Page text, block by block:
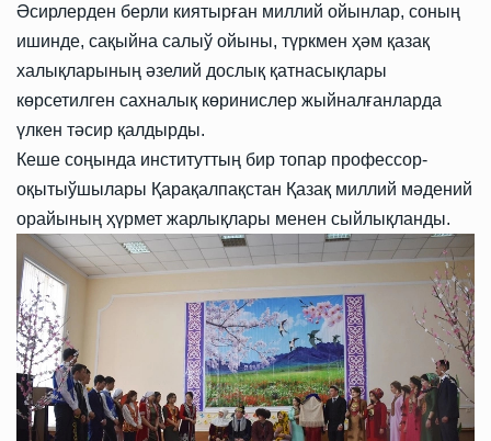
Әсирлерден берли киятырған миллий ойынлар, соның
ишинде, сақыйна салыў ойыны, түркмен ҳәм қазақ
халықларының әзелий дослық қатнасықлары
көрсетилген сахналық көринислер жыйналғанларда
үлкен тәсир қалдырды.
Кеше соңында институттың бир топар профессор-
оқытыўшылары Қарақалпақстан Қазақ миллий мәдений
орайының ҳүрмет жарлықлары менен сыйлықланды.